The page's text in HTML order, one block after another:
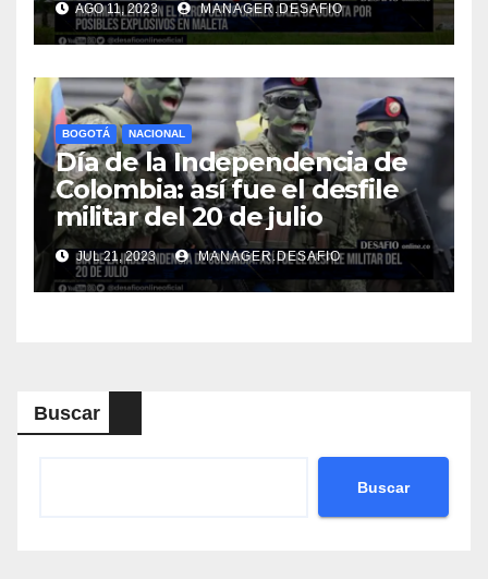
AGO 11, 2023 MANAGER.DESAFIO
BOGOTÁ NACIONAL
Día de la Independencia de
Colombia: así fue el desfile
militar del 20 de julio
JUL 21, 2023 MANAGER.DESAFIO
Buscar
Buscar